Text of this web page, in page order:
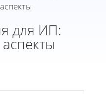
для ИП: